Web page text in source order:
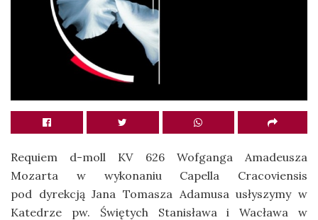
Requiem d-moll KV 626 Wofganga Amadeusza
Mozarta w wykonaniu Capella Cracoviensis
pod dyrekcją Jana Tomasza Adamusa usłyszymy w
Katedrze pw. Świętych Stanisława i Wacława w